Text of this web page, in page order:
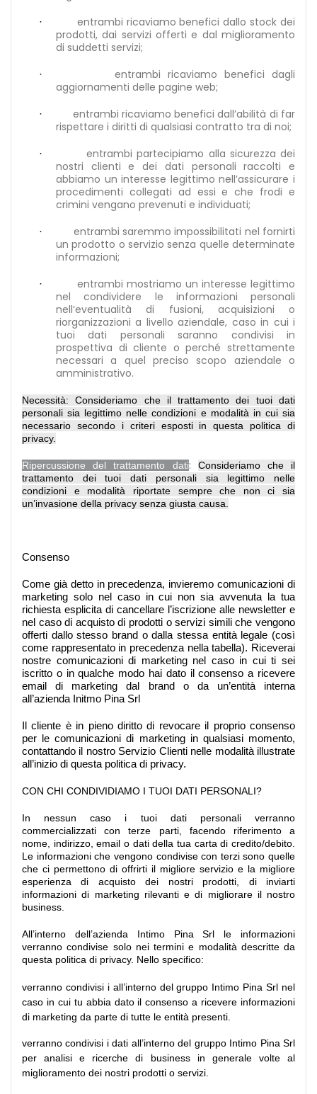
·
entrambi ricaviamo benefici dallo stock dei
prodotti, dai servizi offerti e dal miglioramento
di suddetti servizi;
·
entrambi ricaviamo benefici dagli
aggiornamenti delle pagine web;
·
entrambi ricaviamo benefici dall’abilità di far
rispettare i diritti di qualsiasi contratto tra di noi;
·
entrambi partecipiamo alla sicurezza dei
nostri clienti e dei dati personali raccolti e
abbiamo un interesse legittimo nell’assicurare i
procedimenti collegati ad essi e che frodi e
crimini vengano prevenuti e individuati;
·
entrambi saremmo impossibilitati nel fornirti
un prodotto o servizio senza quelle determinate
informazioni;
·
entrambi mostriamo un interesse legittimo
nel condividere le informazioni personali
nell’eventualità di fusioni, acquisizioni o
riorganizzazioni a livello aziendale, caso in cui i
tuoi dati personali saranno condivisi in
prospettiva di cliente o perché strettamente
necessari a quel preciso scopo aziendale o
amministrativo.
Necessità: Consideriamo che il trattamento dei tuoi dati
personali sia legittimo nelle condizioni e modalità in cui sia
necessario secondo i criteri esposti in questa politica di
privacy.
Ripercussione del trattamento dati:
Consideriamo che il
trattamento dei tuoi dati personali sia legittimo nelle
condizioni e modalità riportate sempre che non ci sia
un’invasione della privacy senza giusta causa.
Consenso
Come già detto in precedenza, invieremo comunicazioni di
marketing solo nel caso in cui non sia avvenuta la tua
richiesta esplicita di cancellare l’iscrizione alle newsletter e
nel caso di acquisto di prodotti o servizi simili che vengono
offerti dallo stesso brand o dalla stessa entità legale (così
come rappresentato in precedenza nella tabella). Riceverai
nostre comunicazioni di marketing nel caso in cui ti sei
iscritto o in qualche modo hai dato il consenso a ricevere
email di marketing dal brand o da un’entità interna
all’azienda Initmo Pina Srl
Il cliente è in pieno diritto di revocare il proprio consenso
per le comunicazioni di marketing in qualsiasi momento,
contattando il nostro Servizio Clienti nelle modalità illustrate
all’inizio di questa politica di privacy.
CON CHI CONDIVIDIAMO I TUOI DATI PERSONALI?
In nessun caso i tuoi dati personali verranno
commercializzati con terze parti, facendo riferimento a
nome, indirizzo, email o dati della tua carta di credito/debito.
Le informazioni che vengono condivise con terzi sono quelle
che ci permettono di offrirti il migliore servizio e la migliore
esperienza di acquisto dei nostri prodotti, di inviarti
informazioni di marketing rilevanti e di migliorare il nostro
business.
All’interno dell’azienda Intimo Pina Srl le informazioni
verranno condivise solo nei termini e modalità descritte da
questa politica di privacy. Nello specifico:
verranno condivisi i all’interno del gruppo Intimo Pina Srl nel
caso in cui tu abbia dato il consenso a ricevere informazioni
di marketing da parte di tutte le entità presenti.
verranno condivisi i dati all’interno del gruppo Intimo Pina Srl
per analisi e ricerche di business in generale volte al
miglioramento dei nostri prodotti o servizi.